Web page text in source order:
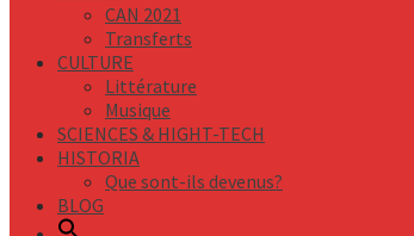
CAN 2021
Transferts
CULTURE
Littérature
Musique
SCIENCES & HIGHT-TECH
HISTORIA
Que sont-ils devenus?
BLOG